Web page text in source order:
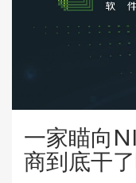
一家瞄向
商到底干